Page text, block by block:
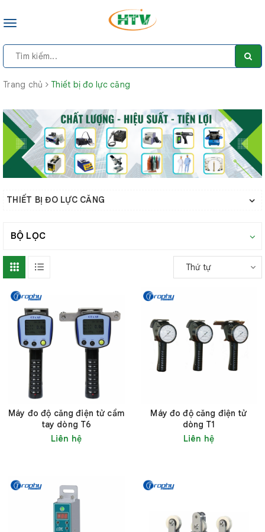
Toggle
Trang chủ Thiết bị đo lực căng
THIẾT BỊ ĐO LỰC CĂNG
BỘ LỌC
Thứ tự
Máy đo độ căng điện tử cầm
tay dòng T6
Liên hệ
Máy đo độ căng điện tử
dòng T1
Liên hệ